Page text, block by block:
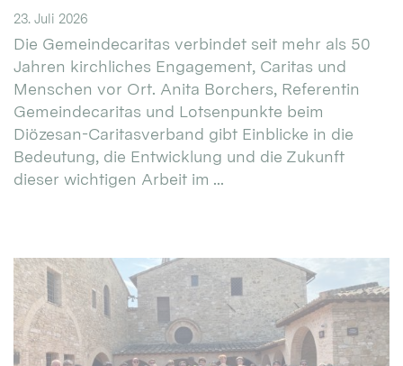
23. Juli 2026
Die Gemeindecaritas verbindet seit mehr als 50
Jahren kirchliches Engagement, Caritas und
Menschen vor Ort. Anita Borchers, Referentin
Gemeindecaritas und Lotsenpunkte beim
Diözesan-Caritasverband gibt Einblicke in die
Bedeutung, die Entwicklung und die Zukunft
dieser wichtigen Arbeit im ...